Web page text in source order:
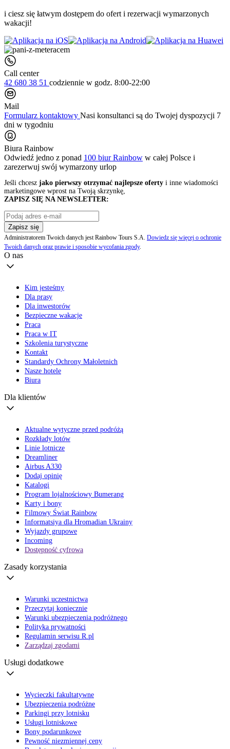
i ciesz się łatwym dostępem do ofert i rezerwacji wymarzonych
wakacji!
Call center
42 680 38 51 codziennie w godz. 8:00-22:00
Mail
Formularz kontaktowy Nasi konsultanci są do Twojej dyspozycji 7
dni w tygodniu
Biura Rainbow
Odwiedź jedno z ponad 100 biur Rainbow w całej Polsce i
zarezerwuj swój wymarzony urlop
Jeśli chcesz jako pierwszy otrzymać najlepsze oferty i inne wiadomości
marketingowe wprost na Twoją skrzynkę,
ZAPISZ SIĘ NA NEWSLETTER:
Zapisz się
Administratorem Twoich danych jest Rainbow Tours S.A. Dowiedz się więcej o ochronie
Twoich danych oraz prawie i sposobie wycofania zgody.
O nas
Kim jesteśmy
Dla prasy
Dla inwestorów
Bezpieczne wakacje
Praca
Praca w IT
Szkolenia turystyczne
Kontakt
Standardy Ochrony Małoletnich
Nasze hotele
Biura
Dla klientów
Aktualne wytyczne przed podróżą
Rozkłady lotów
Linie lotnicze
Dreamliner
Airbus A330
Dodaj opinię
Katalogi
Program lojalnościowy Bumerang
Karty i bony
Filmowy Świat Rainbow
Informatsiya dla Hromadian Ukrainy
Wyjazdy grupowe
Incoming
Dostępność cyfrowa
Zasady korzystania
Warunki uczestnictwa
Przeczytaj koniecznie
Warunki ubezpieczenia podróżnego
Polityka prywatności
Regulamin serwisu R.pl
Zarządzaj zgodami
Usługi dodatkowe
Wycieczki fakultatywne
Ubezpieczenia podróżne
Parkingi przy lotnisku
Usługi lotniskowe
Bony podarunkowe
Pewność niezmiennej ceny